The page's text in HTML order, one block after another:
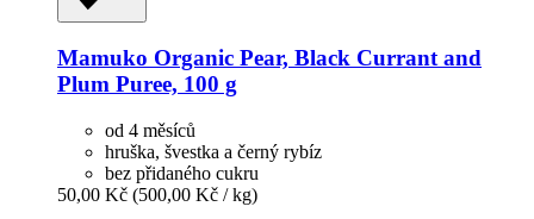
Mamuko Organic Pear, Black Currant and
Plum Puree, 100 g
od 4 měsíců
hruška, švestka a černý rybíz
bez přidaného cukru
50,00 Kč (500,00 Kč / kg)